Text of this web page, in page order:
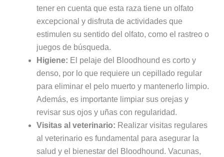
tener en cuenta que esta raza tiene un olfato
excepcional y disfruta de actividades que
estimulen su sentido del olfato, como el rastreo o
juegos de búsqueda.
Higiene: El pelaje del Bloodhound es corto y
denso, por lo que requiere un cepillado regular
para eliminar el pelo muerto y mantenerlo limpio.
Además, es importante limpiar sus orejas y
revisar sus ojos y uñas con regularidad.
Visitas al veterinario: Realizar visitas regulares
al veterinario es fundamental para asegurar la
salud y el bienestar del Bloodhound. Vacunas,